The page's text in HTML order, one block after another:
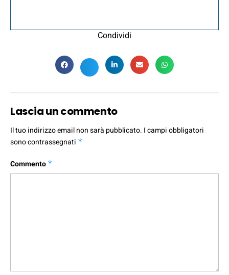
Condividi
Lascia un commento
Il tuo indirizzo email non sarà pubblicato. I campi obbligatori
sono contrassegnati *
Commento *